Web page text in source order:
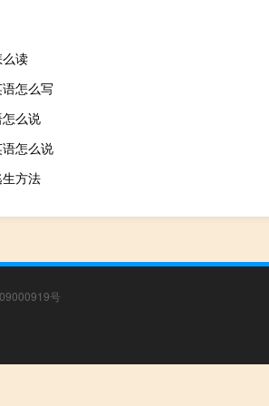
读
怎么写
么说
怎么说
方法
号